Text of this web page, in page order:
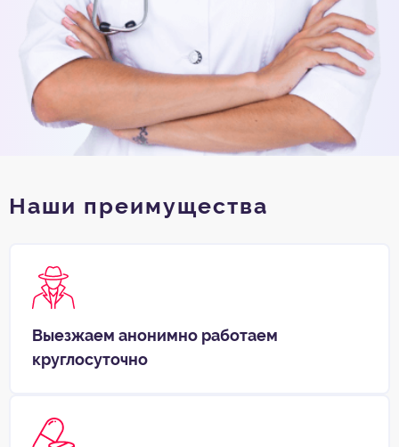
Наши преимущества
Выезжаем анонимно работаем
круглосуточно